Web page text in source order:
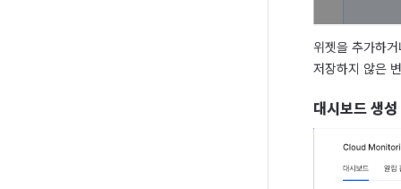
위젯을 추가하
저장하지 않은
대시보드 생성